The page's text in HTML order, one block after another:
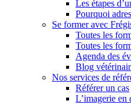
Les étapes
Pourquoi
Se former avec
Toutes les
Toutes les
Agenda des
Blog
Nos services de
Référer un cas
L’imagerie en